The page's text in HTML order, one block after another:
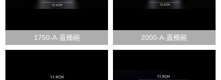
1750-A-直桶碗 2000-A-直桶碗